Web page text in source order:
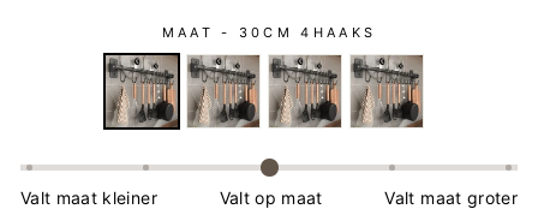
MAAT - 30CM 4HAAKS
Valt maat kleiner Valt op maat Valt maat groter